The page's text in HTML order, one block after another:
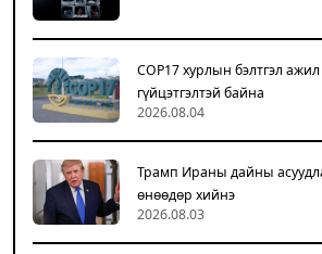
COP17 хурлын бэлтгэл
гүйцэтгэлтэй байна
2026.08.04
Трамп Ираны дайны
өнөөдөр хийнэ
2026.08.03